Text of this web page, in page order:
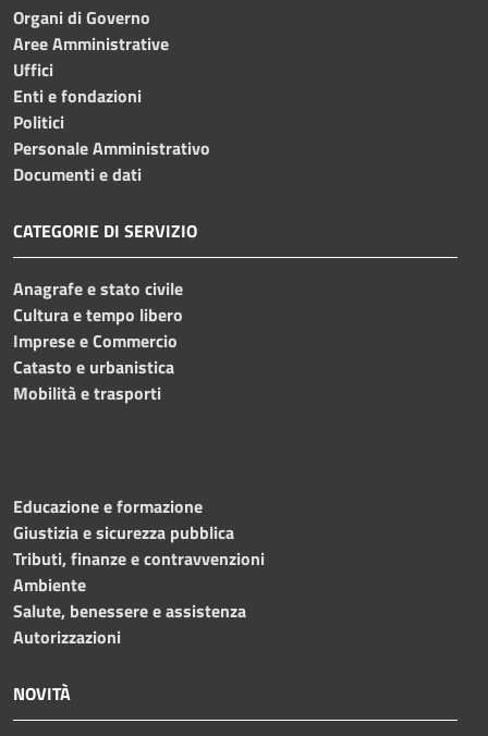
Organi di Governo
Aree Amministrative
Uffici
Enti e fondazioni
Politici
Personale Amministrativo
Documenti e dati
CATEGORIE DI SERVIZIO
Anagrafe e stato civile
Cultura e tempo libero
Imprese e Commercio
Catasto e urbanistica
Mobilità e trasporti
Educazione e formazione
Giustizia e sicurezza pubblica
Tributi, finanze e contravvenzioni
Ambiente
Salute, benessere e assistenza
Autorizzazioni
NOVITÀ